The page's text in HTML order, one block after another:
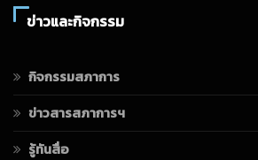
ข่าวและกิจกรรม
กิจกรรมสภาการ
ข่าวสารสภาการฯ
รู้ทันสื่อ